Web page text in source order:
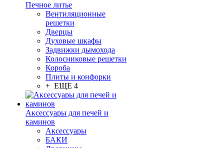
Печное литье
Вентиляционные
решетки
Дверцы
Духовые шкафы
Задвижки дымохода
Колосниковые решетки
Короба
Плиты и конфорки
+ ЕЩЕ 4
Аксессуары для печей и
каминов
Аксессуары
БАКИ